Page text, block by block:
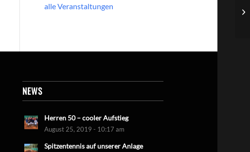
alle Veranstaltungen
NEWS
Herren 50 – cooler Aufstieg
August 25, 2019 - 10:17 am
Spitzentennis auf unserer Anlage